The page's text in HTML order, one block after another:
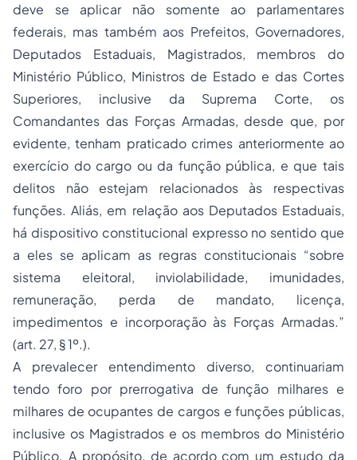
deve se aplicar não somente ao parlamentares
federais, mas também aos Prefeitos, Governadores,
Deputados Estaduais, Magistrados, membros do
Ministério Público, Ministros de Estado e das Cortes
Superiores, inclusive da Suprema Corte, os
Comandantes das Forças Armadas, desde que, por
evidente, tenham praticado crimes anteriormente ao
exercício do cargo ou da função pública, e que tais
delitos não estejam relacionados às respectivas
funções. Aliás, em relação aos Deputados Estaduais,
há dispositivo constitucional expresso no sentido que
a eles se aplicam as regras constitucionais “sobre
sistema eleitoral, inviolabilidade, imunidades,
remuneração, perda de mandato, licença,
impedimentos e incorporação às Forças Armadas.”
(art. 27, § 1º.).
A prevalecer entendimento diverso, continuariam
tendo foro por prerrogativa de função milhares e
milhares de ocupantes de cargos e funções públicas,
inclusive os Magistrados e os membros do Ministério
Público. A propósito, de acordo com um estudo da